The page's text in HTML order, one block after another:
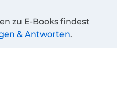
zu E-Books findest
& Antworten.